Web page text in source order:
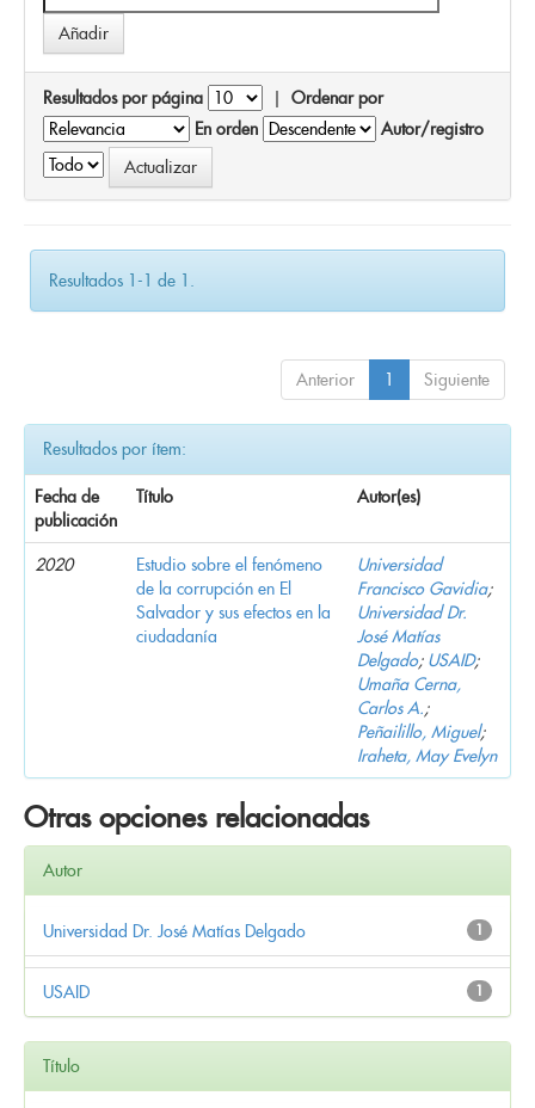
Resultados por página | Ordenar por
En orden
Autor/registro
Resultados 1-1 de 1.
Anterior 1 Siguiente
Resultados por ítem:
Fecha de
publicación
Título Autor(es)
2020
Estudio sobre el fenómeno
de la corrupción en El
Salvador y sus efectos en la
ciudadanía
Universidad
Francisco Gavidia;
Universidad Dr.
José Matías
Delgado; USAID;
Umaña Cerna,
Carlos A.;
Peñailillo, Miguel;
Iraheta, May Evelyn
Otras opciones relacionadas
Autor
1
Universidad Dr. José Matías Delgado
1
USAID
Título